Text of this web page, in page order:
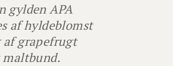
gylden APA
af hyldeblomst
af grapefrugt